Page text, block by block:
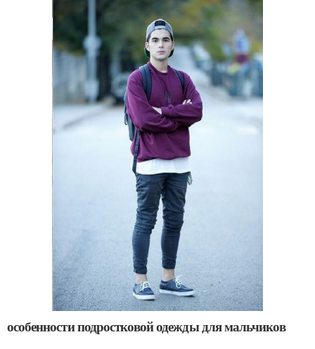
особенности подростковой одежды для мальчиков